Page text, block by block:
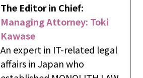
The Editor in Chief:
Managing Attorney: Toki
Kawase
An expert in IT-related legal
affairs in Japan who